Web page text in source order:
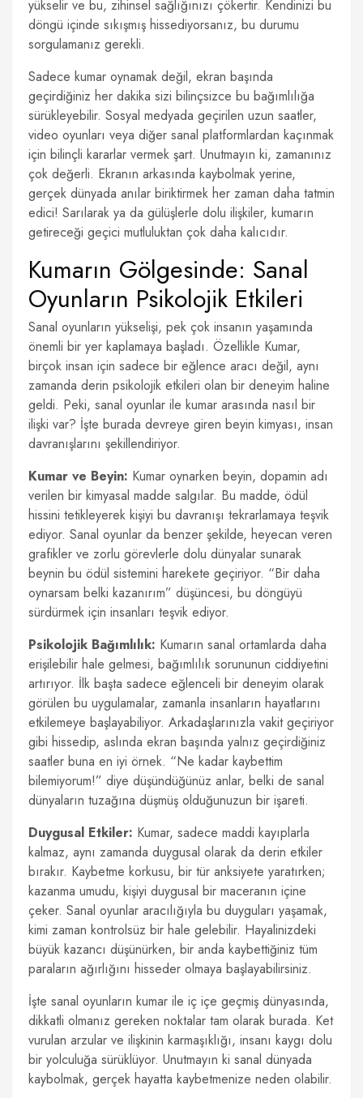
yükselir ve bu, zihinsel sağlığınızı çökertir. Kendinizi bu
döngü içinde sıkışmış hissediyorsanız, bu durumu
sorgulamanız gerekli.
Sadece kumar oynamak değil, ekran başında
geçirdiğiniz her dakika sizi bilinçsizce bu bağımlılığa
sürükleyebilir. Sosyal medyada geçirilen uzun saatler,
video oyunları veya diğer sanal platformlardan kaçınmak
için bilinçli kararlar vermek şart. Unutmayın ki, zamanınız
çok değerli. Ekranın arkasında kaybolmak yerine,
gerçek dünyada anılar biriktirmek her zaman daha tatmin
edici! Sarılarak ya da gülüşlerle dolu ilişkiler, kumarın
getireceği geçici mutluluktan çok daha kalıcıdır.
Kumarın Gölgesinde: Sanal
Oyunların Psikolojik Etkileri
Sanal oyunların yükselişi, pek çok insanın yaşamında
önemli bir yer kaplamaya başladı. Özellikle Kumar,
birçok insan için sadece bir eğlence aracı değil, aynı
zamanda derin psikolojik etkileri olan bir deneyim haline
geldi. Peki, sanal oyunlar ile kumar arasında nasıl bir
ilişki var? İşte burada devreye giren beyin kimyası, insan
davranışlarını şekillendiriyor.
Kumar ve Beyin: Kumar oynarken beyin, dopamin adı
verilen bir kimyasal madde salgılar. Bu madde, ödül
hissini tetikleyerek kişiyi bu davranışı tekrarlamaya teşvik
ediyor. Sanal oyunlar da benzer şekilde, heyecan veren
grafikler ve zorlu görevlerle dolu dünyalar sunarak
beynin bu ödül sistemini harekete geçiriyor. “Bir daha
oynarsam belki kazanırım” düşüncesi, bu döngüyü
sürdürmek için insanları teşvik ediyor.
Psikolojik Bağımlılık: Kumarın sanal ortamlarda daha
erişilebilir hale gelmesi, bağımlılık sorununun ciddiyetini
artırıyor. İlk başta sadece eğlenceli bir deneyim olarak
görülen bu uygulamalar, zamanla insanların hayatlarını
etkilemeye başlayabiliyor. Arkadaşlarınızla vakit geçiriyor
gibi hissedip, aslında ekran başında yalnız geçirdiğiniz
saatler buna en iyi örnek. “Ne kadar kaybettim
bilemiyorum!” diye düşündüğünüz anlar, belki de sanal
dünyaların tuzağına düşmüş olduğunuzun bir işareti.
Duygusal Etkiler: Kumar, sadece maddi kayıplarla
kalmaz, aynı zamanda duygusal olarak da derin etkiler
bırakır. Kaybetme korkusu, bir tür anksiyete yaratırken;
kazanma umudu, kişiyi duygusal bir maceranın içine
çeker. Sanal oyunlar aracılığıyla bu duyguları yaşamak,
kimi zaman kontrolsüz bir hale gelebilir. Hayalinizdeki
büyük kazancı düşünürken, bir anda kaybettiğiniz tüm
paraların ağırlığını hisseder olmaya başlayabilirsiniz.
İşte sanal oyunların kumar ile iç içe geçmiş dünyasında,
dikkatli olmanız gereken noktalar tam olarak burada. Ket
vurulan arzular ve ilişkinin karmaşıklığı, insanı kaygı dolu
bir yolculuğa sürüklüyor. Unutmayın ki sanal dünyada
kaybolmak, gerçek hayatta kaybetmenize neden olabilir.